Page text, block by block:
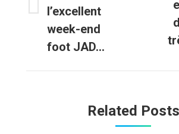
Onglet
précédent
l’excellent
week-end
foot JAD…
Onglet
suivant
Related Posts